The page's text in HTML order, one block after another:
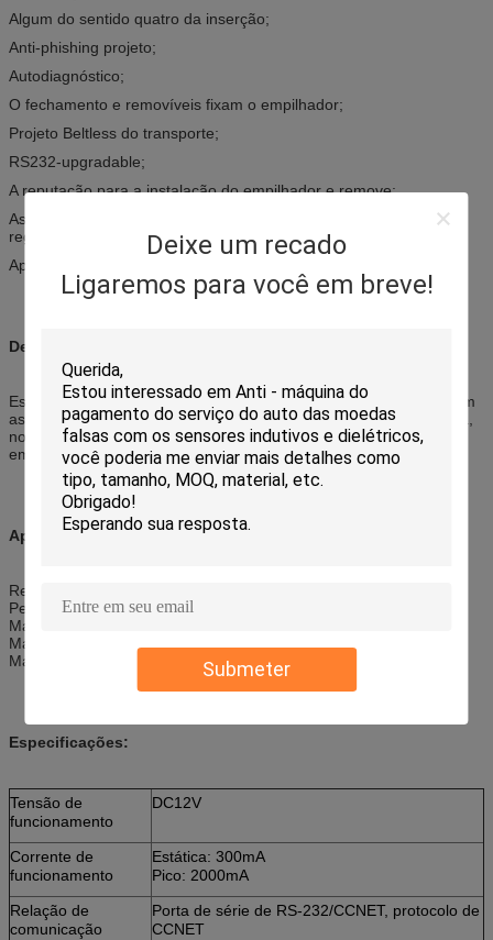
Deixe um recado
Ligaremos para você em breve!
Submeter
Algum do sentido quatro da inserção;
Anti-phishing projeto;
Autodiagnóstico;
O fechamento e removíveis fixam o empilhador;
Projeto Beltless do transporte;
RS232-upgradable;
A reputação para a instalação do empilhador e remove;
As notas coletivas no empilhador são seguidas sempre com um
registro;
Apoio para detectar notas alteradas
Descrição:
Este é um estojo compacto e um aceitante integrado da conta com
as funções de auto-calibração avançada, denominação detectada,
notas anticontrafacção, anti-phishing, lockable/removível fixe o
empilhador e auto-seguimento running do estado.
Aplicações:
Recarregando a máquina
Petroleiro
Máquina de venda automática automática
Máquina do jogo
Máquina do pagamento do autosserviço
Especificações:
Tensão de
funcionamento
DC12V
Corrente de
funcionamento
Estática: 300mA
Pico: 2000mA
Relação de
comunicação
Porta de série de RS-232/CCNET, protocolo de
CCNET